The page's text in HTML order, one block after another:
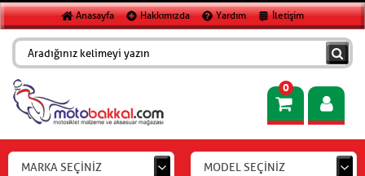
Anasayfa Hakkımızda Yardım İletişim
0
MARKA SEÇİNİZ MODEL SEÇİNİZ